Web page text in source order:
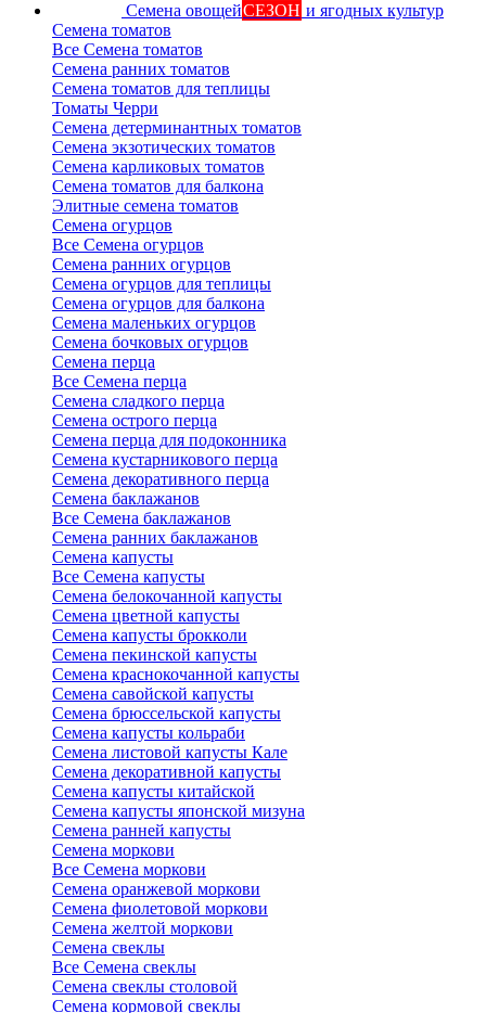
Семена овощейСЕЗОН и ягодных культур
Семена томатов
Все Семена томатов
Семена ранних томатов
Семена томатов для теплицы
Томаты Черри
Семена детерминантных томатов
Семена экзотических томатов
Семена карликовых томатов
Семена томатов для балкона
Элитные семена томатов
Семена огурцов
Все Семена огурцов
Семена ранних огурцов
Семена огурцов для теплицы
Семена огурцов для балкона
Семена маленьких огурцов
Семена бочковых огурцов
Семена перца
Все Семена перца
Семена сладкого перца
Семена острого перца
Семена перца для подоконника
Семена кустарникового перца
Семена декоративного перца
Семена баклажанов
Все Семена баклажанов
Семена ранних баклажанов
Семена капусты
Все Семена капусты
Семена белокочанной капусты
Семена цветной капусты
Семена капусты брокколи
Семена пекинской капусты
Семена краснокочанной капусты
Семена савойской капусты
Семена брюссельской капусты
Семена капусты кольраби
Семена листовой капусты Кале
Семена декоративной капусты
Семена капусты китайской
Семена капусты японской мизуна
Семена ранней капусты
Семена моркови
Все Семена моркови
Семена оранжевой моркови
Семена фиолетовой моркови
Семена желтой моркови
Семена свеклы
Все Семена свеклы
Семена свеклы столовой
Семена кормовой свеклы